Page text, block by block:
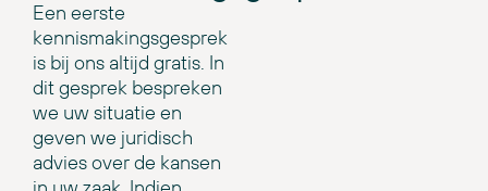
Een eerste
kennismakingsgesprek
is bij ons altijd gratis. In
dit gesprek bespreken
we uw situatie en
geven we juridisch
advies over de kansen